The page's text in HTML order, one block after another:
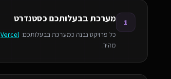
1 מערכת בבעלותכם כסטנדרט
כל פרויקט נבנה כמערכת בבעלותכם: Vercel
מהיר.